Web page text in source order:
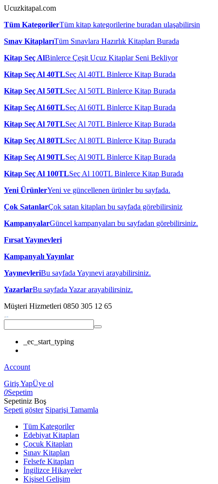
Ucuzkitapal.com
Tüm KategorilerTüm kitap kategorilerine buradan ulaşabilirsin
Sınav KitaplarıTüm Sınavlara Hazırlık Kitapları Burada
Kitap Seç AlBinlerce Çeşit Ucuz Kitaplar Seni Bekliyor
Kitap Seç Al 40TLSeç Al 40TL Binlerce Kitap Burada
Kitap Seç Al 50TLSeç Al 50TL Binlerce Kitap Burada
Kitap Seç Al 60TLSeç Al 60TL Binlerce Kitap Burada
Kitap Seç Al 70TLSeç Al 70TL Binlerce Kitap Burada
Kitap Seç Al 80TLSeç Al 80TL Binlerce Kitap Burada
Kitap Seç Al 90TLSeç Al 90TL Binlerce Kitap Burada
Kitap Seç Al 100TLSeç Al 100TL Binlerce Kitap Burada
Yeni ÜrünlerYeni ve güncellenen ürünler bu sayfada.
Çok SatanlarÇok satan kitapları bu sayfada görebilirsiniz
KampanyalarGüncel kampanyaları bu sayfadan görebilirsiniz.
Fırsat Yayınevleri
Kampanyalı Yayınlar
YayınevleriBu sayfada Yayınevi arayabilirsiniz.
YazarlarBu sayfada Yazar arayabilirsiniz.
Müşteri Hizmetleri 0850 305 12 65
_ec_start_typing
Account
Giriş YapÜye ol
0Sepetim
Sepetiniz Boş
Sepeti göster Siparişi Tamamla
Tüm Kategoriler
Edebiyat Kitapları
Çocuk Kitapları
Sınav Kitapları
Felsefe Kitapları
İngilizce Hikayeler
Kişisel Gelişim